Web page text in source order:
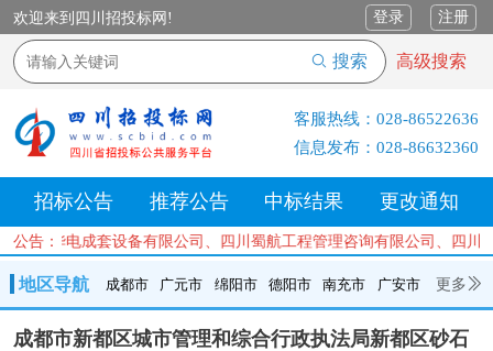
欢迎来到四川招投标网! 登录 注册
搜索 高级搜索
客服热线： 028-86522636
信息发布： 028-86632360
招标公告 推荐公告 中标结果 更改通知
公告： 成套设备有限公司、四川蜀航工程管理咨询有限公
地区导航 成都市 广元市 绵阳市 德阳市 南充市 广安市 更多
成都市 广元市 绵阳市 德阳市 南充市 广安市
遂宁市
成都市新都区城市管理和综合行政执法局新都区砂石